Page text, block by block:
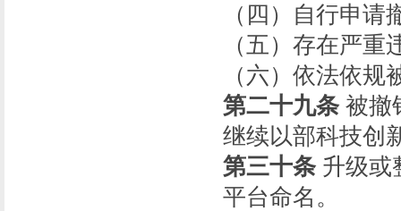
（四）自行申请
（五）存在严
（六）依法依规
第二十九条 被撤
继续以部科技创
第三十条 升级或
平台命名。